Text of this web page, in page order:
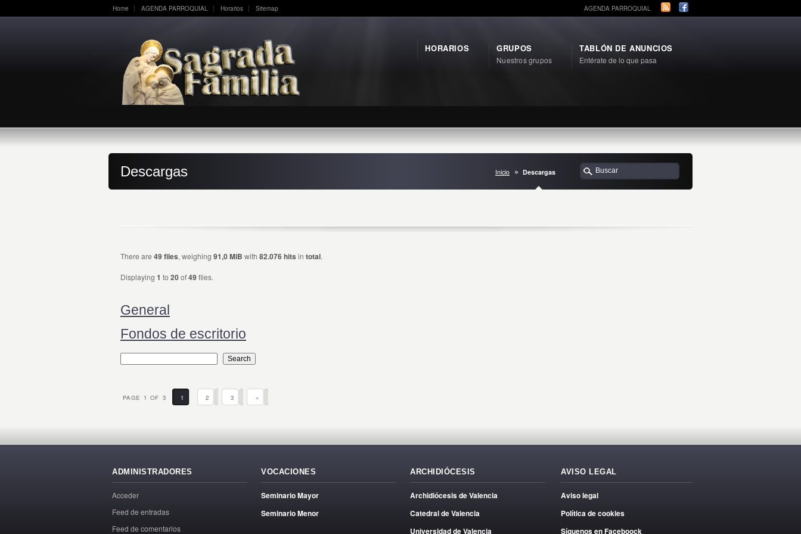
Home AGENDA PARROQUIAL Horarios Sitemap AGENDA PARROQUIAL
HORARIOS GRUPOS
Nuestros grupos
TABLÓN DE ANUNCIOS
Entérate de lo que pasa
Descargas Inicio Descargas
There are 49 files, weighing 91,0 MiB with 82.076 hits in total.
Displaying 1 to 20of49files.
General
Fondos de escritorio
PAGE 1 OF 3 1 2 3 »
ADMINISTRADORES
Acceder
Feed de entradas
Feed de comentarios
VOCACIONES
Seminario Mayor
Seminario Menor
ARCHIDIÓCESIS
Archidiócesis de Valencia
Catedral de Valencia
Universidad de Valencia
AVISO LEGAL
Aviso legal
Política de cookies
Síguenos en Faceboock